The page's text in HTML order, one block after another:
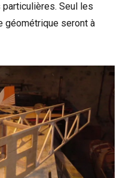
Seul les
géométrique seront à